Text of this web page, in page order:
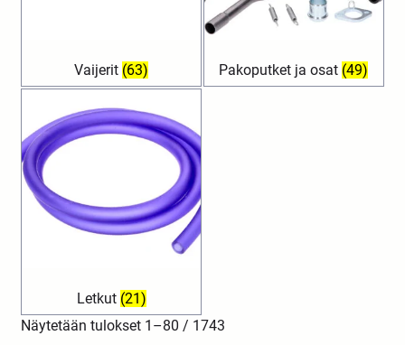
Vaijerit (63) Pakoputket ja osat (49)
Letkut (21)
Näytetään tulokset 1–80 / 1743